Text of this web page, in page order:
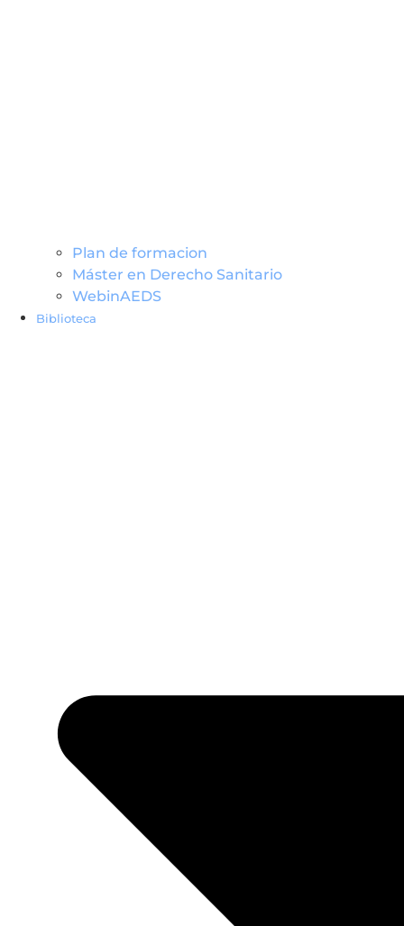
Plan de formacion
Máster en Derecho Sanitario
WebinAEDS
Biblioteca